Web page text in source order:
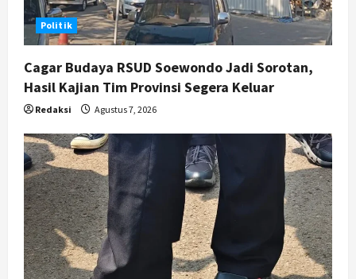
5 Agustus 6, 2026
Politik
Cagar Budaya RSUD Soewondo Jadi Sorotan,
Hasil Kajian Tim Provinsi Segera Keluar
Redaksi Agustus 7, 2026